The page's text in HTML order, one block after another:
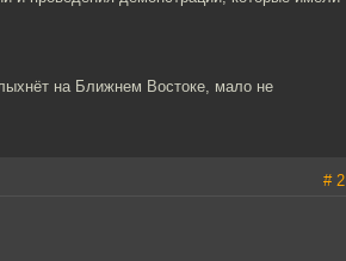
на Ближнем Востоке, мало не
# 2